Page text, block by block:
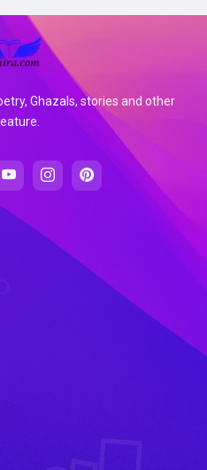
Ghazals, stories and other